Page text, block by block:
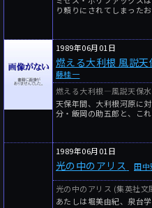
り頼りにされてしまった
1989年06月01日
燃える大利根 風説天
藤桂一
燃える大利根―風説天保
天保年間、大利根河原に
分・飯岡の助五郎と、こ
1989年06月01日
光の中のアリス 田中
光の中のアリス (集英社
あたしは堀美由紀、泉台